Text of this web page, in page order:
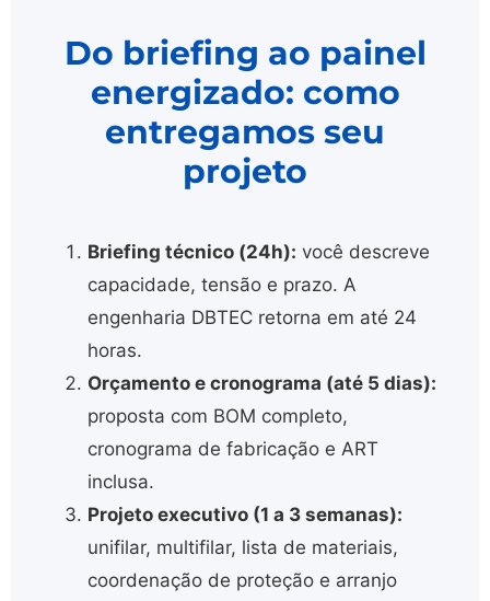
Do briefing ao painel
energizado: como
entregamos seu
projeto
Briefing técnico (24h): você descreve
capacidade, tensão e prazo. A
engenharia DBTEC retorna em até 24
horas.
Orçamento e cronograma (até 5 dias):
proposta com BOM completo,
cronograma de fabricação e ART
inclusa.
Projeto executivo (1 a 3 semanas):
unifilar, multifilar, lista de materiais,
coordenação de proteção e arranjo